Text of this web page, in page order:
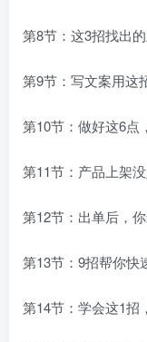
第8节：这3招找出
第9节：写文案用这
第10节：做好这6点
第11节：产品上架
第12节：出单后，
第13节：9招帮你快
第14节：学会这1招